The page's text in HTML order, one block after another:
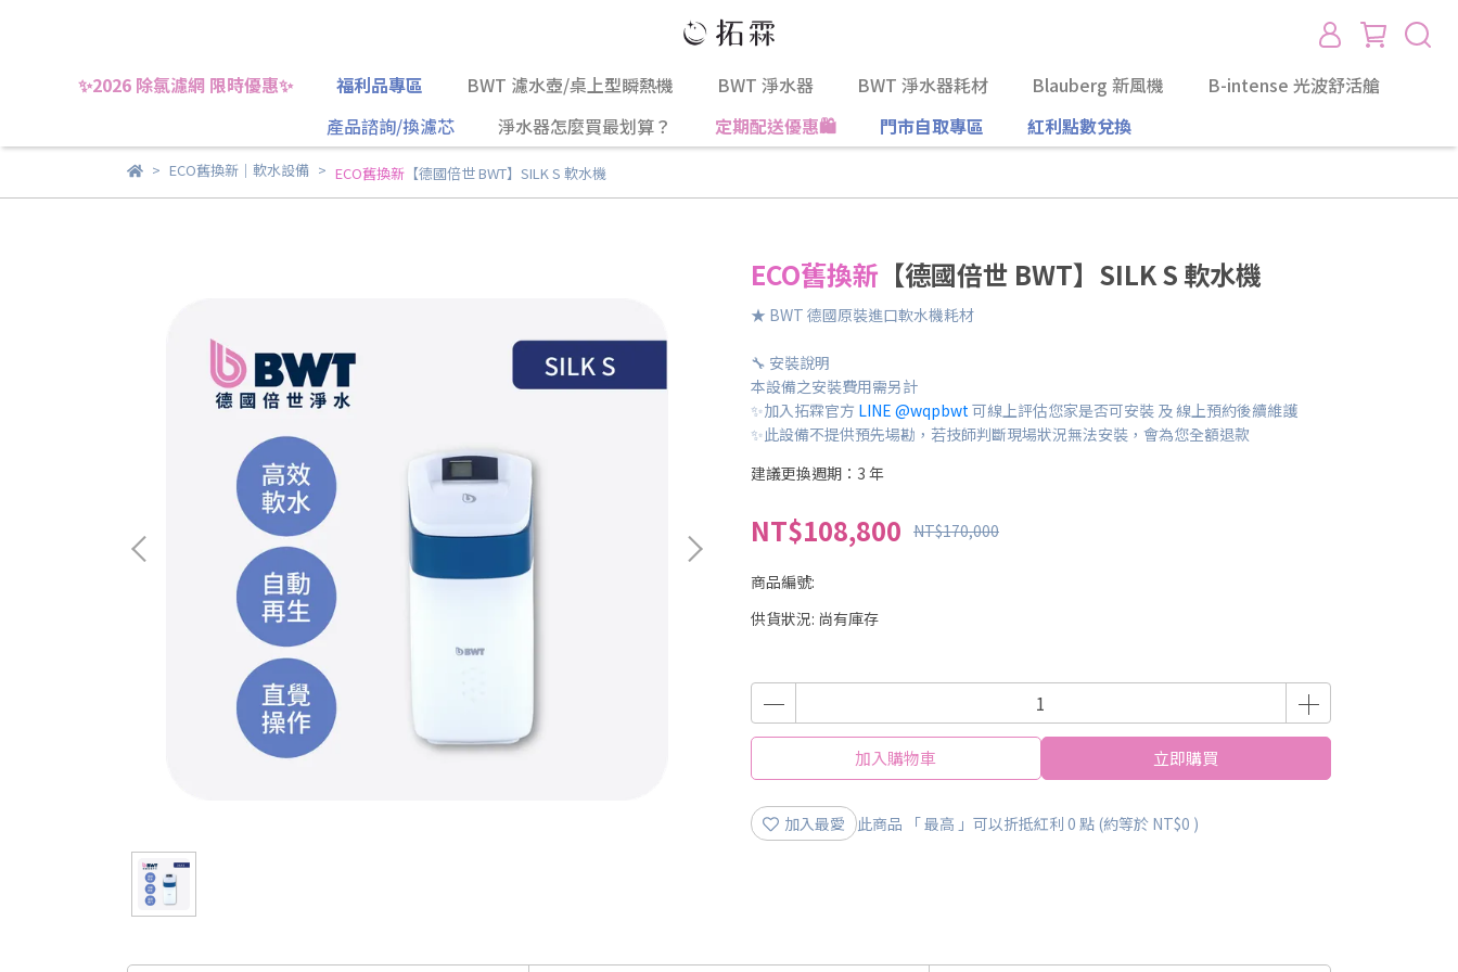
✨2026 除氯濾網 限時優惠✨ 福利品專區 BWT 濾水壺/桌上型瞬熱機 BWT 淨水器 BWT 淨水器耗材 Blauberg 新風機
B-intense 光波舒活艙
產品諮詢/換濾芯
淨水器怎麼買最划算？ 定期配送優惠🛍️ 門市自取專區 紅利點數兌換
ECO舊換新｜軟水設備 ECO舊換新【德國倍世 BWT】SILK S 軟水機
ECO舊換新 【德國倍世 BWT】SILK S 軟水機
★ BWT 德國原裝進口軟水機耗材
🔧 安裝說明
本設備之安裝費用需另計
✨加入拓霖官方 LINE @wqpbwt可線上評估您家是否可安裝 及 線上預約後續維護
✨此設備不提供預先場勘，若技師判斷現場狀況無法安裝，會為您全額退款
建議更換週期：3 年
NT$108,800 NT$170,000
商品編號:
供貨狀況: 尚有庫存
加入購物車 立即購買
加入最愛 此商品 「 最高 」可以折抵紅利 0 點 (約等於 NT$0 )